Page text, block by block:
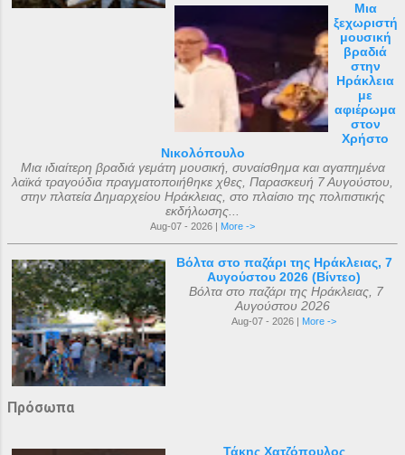
Μια
ξεχωριστή
μουσική
βραδιά
στην
Ηράκλεια
με
αφιέρωμα
στον
Χρήστο
Νικολόπουλο
Μια ιδιαίτερη βραδιά γεμάτη μουσική, συναίσθημα και αγαπημένα
λαϊκά τραγούδια πραγματοποιήθηκε χθες, Παρασκευή 7 Αυγούστου,
στην πλατεία Δημαρχείου Ηράκλειας, στο πλαίσιο της πολιτιστικής
εκδήλωσης...
Aug-07 - 2026 | More ->
Βόλτα στο παζάρι της Ηράκλειας, 7
Αυγούστου 2026 (Βίντεο)
Βόλτα στο παζάρι της Ηράκλειας, 7
Αυγούστου 2026
Aug-07 - 2026 | More ->
Πρόσωπα
Τάκης Χατζόπουλος